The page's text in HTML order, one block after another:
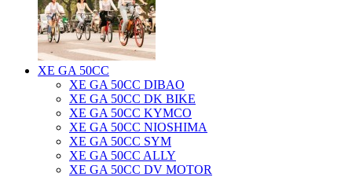
XE GA 50CC
XE GA 50CC DIBAO
XE GA 50CC DK BIKE
XE GA 50CC KYMCO
XE GA 50CC NIOSHIMA
XE GA 50CC SYM
XE GA 50CC ALLY
XE GA 50CC DV MOTOR